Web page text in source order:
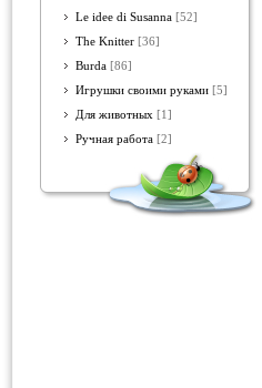
Le idee di Susanna [52]
The Knitter [36]
Burda [86]
Игрушки своими руками [5]
Для животных [1]
Ручная работа [2]